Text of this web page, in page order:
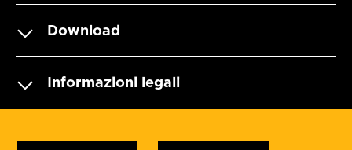
Download
Informazioni legali